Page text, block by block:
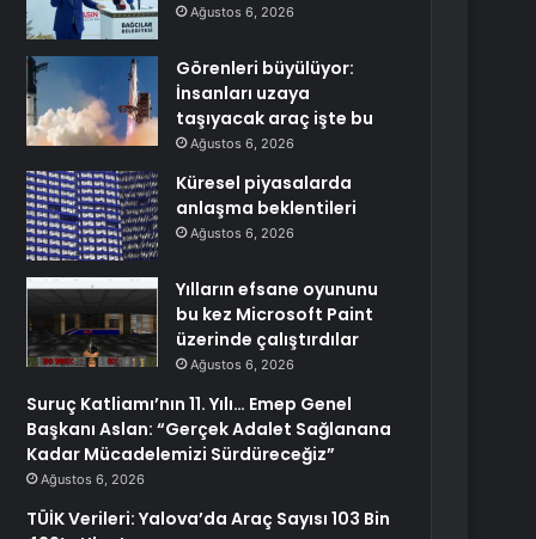
Ağustos 6, 2026
Görenleri büyülüyor:
İnsanları uzaya
taşıyacak araç işte bu
Ağustos 6, 2026
Küresel piyasalarda
anlaşma beklentileri
Ağustos 6, 2026
Yılların efsane oyununu
bu kez Microsoft Paint
üzerinde çalıştırdılar
Ağustos 6, 2026
Suruç Katliamı’nın 11. Yılı… Emep Genel
Başkanı Aslan: “Gerçek Adalet Sağlanana
Kadar Mücadelemizi Sürdüreceğiz”
Ağustos 6, 2026
TÜİK Verileri: Yalova’da Araç Sayısı 103 Bin